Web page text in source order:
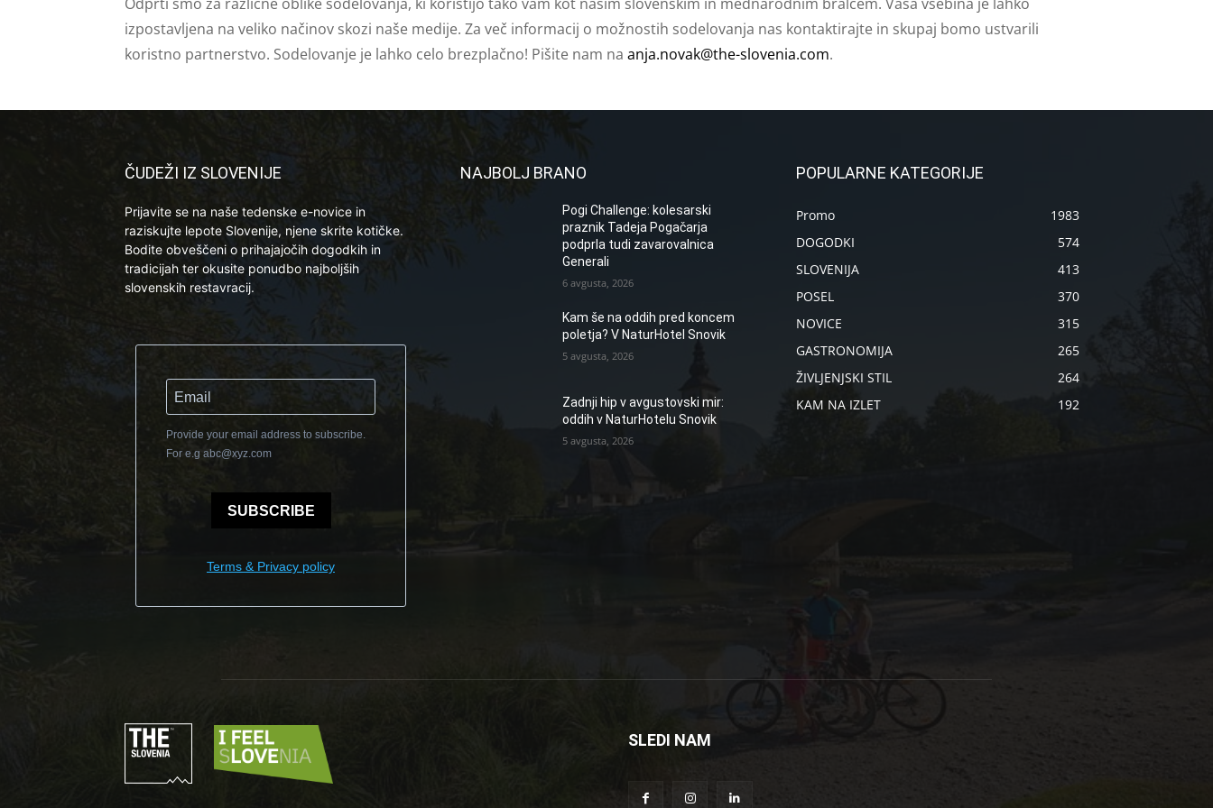
izpostavljena na veliko načinov skozi naše medije. Za več informacij o možnostih sodelovanja nas kontaktirajte in skupaj bomo ustvarili
koristno partnerstvo. Sodelovanje je lahko celo brezplačno! Pišite nam na anja.novak@the-slovenia.com.
ČUDEŽI IZ SLOVENIJE
Prijavite se na naše tedenske e-novice in
raziskujte lepote Slovenije, njene skrite kotičke.
Bodite obveščeni o prihajajočih dogodkih in
tradicijah ter okusite ponudbo najboljših
slovenskih restavracij.
Provide your email address to subscribe.
For e.g abc@xyz.com
SUBSCRIBE
Terms & Privacy policy
NAJBOLJ BRANO
Pogi Challenge: kolesarski
praznik Tadeja Pogačarja
podprla tudi zavarovalnica
Generali
6 avgusta, 2026
Kam še na oddih pred koncem
poletja? V NaturHotel Snovik
5 avgusta, 2026
Zadnji hip v avgustovski mir:
oddih v NaturHotelu Snovik
5 avgusta, 2026
POPULARNE KATEGORIJE
Promo
1983
DOGODKI
574
SLOVENIJA
413
POSEL
370
NOVICE
315
GASTRONOMIJA
265
ŽIVLJENJSKI STIL
264
KAM NA IZLET
192
SLEDI NAM